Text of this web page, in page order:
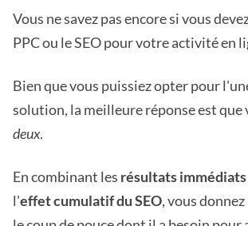
Vous ne savez pas encore si vous
PPC ou le SEO pour votre activité en
Bien que vous puissiez opter pour
solution, la meilleure réponse est que
deux.
En combinant les résultats immédiats
l'effet cumulatif du SEO, vous